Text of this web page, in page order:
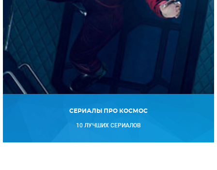
СЕРИАЛЫ ПРО КОСМОС
10 ЛУЧШИХ СЕРИАЛОВ